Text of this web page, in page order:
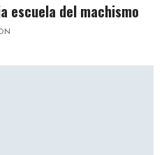
escuela del machismo